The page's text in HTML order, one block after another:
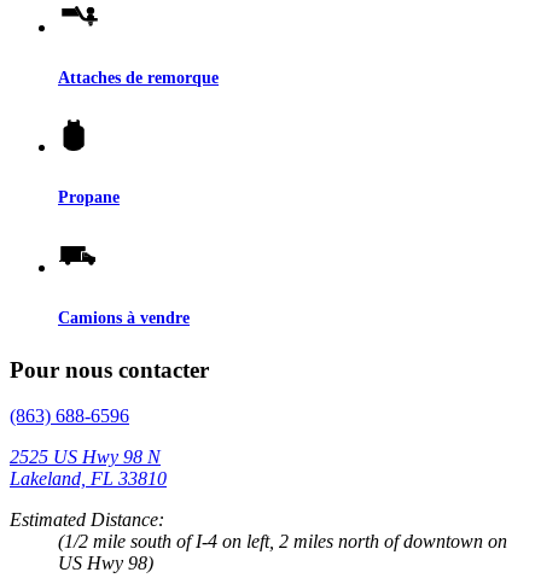
Attaches de remorque
Propane
Camions à vendre
Pour nous contacter
(863) 688-6596
2525 US Hwy 98 N
Lakeland, FL 33810
Estimated Distance:
(1/2 mile south of I-4 on left, 2 miles north of downtown on
US Hwy 98)